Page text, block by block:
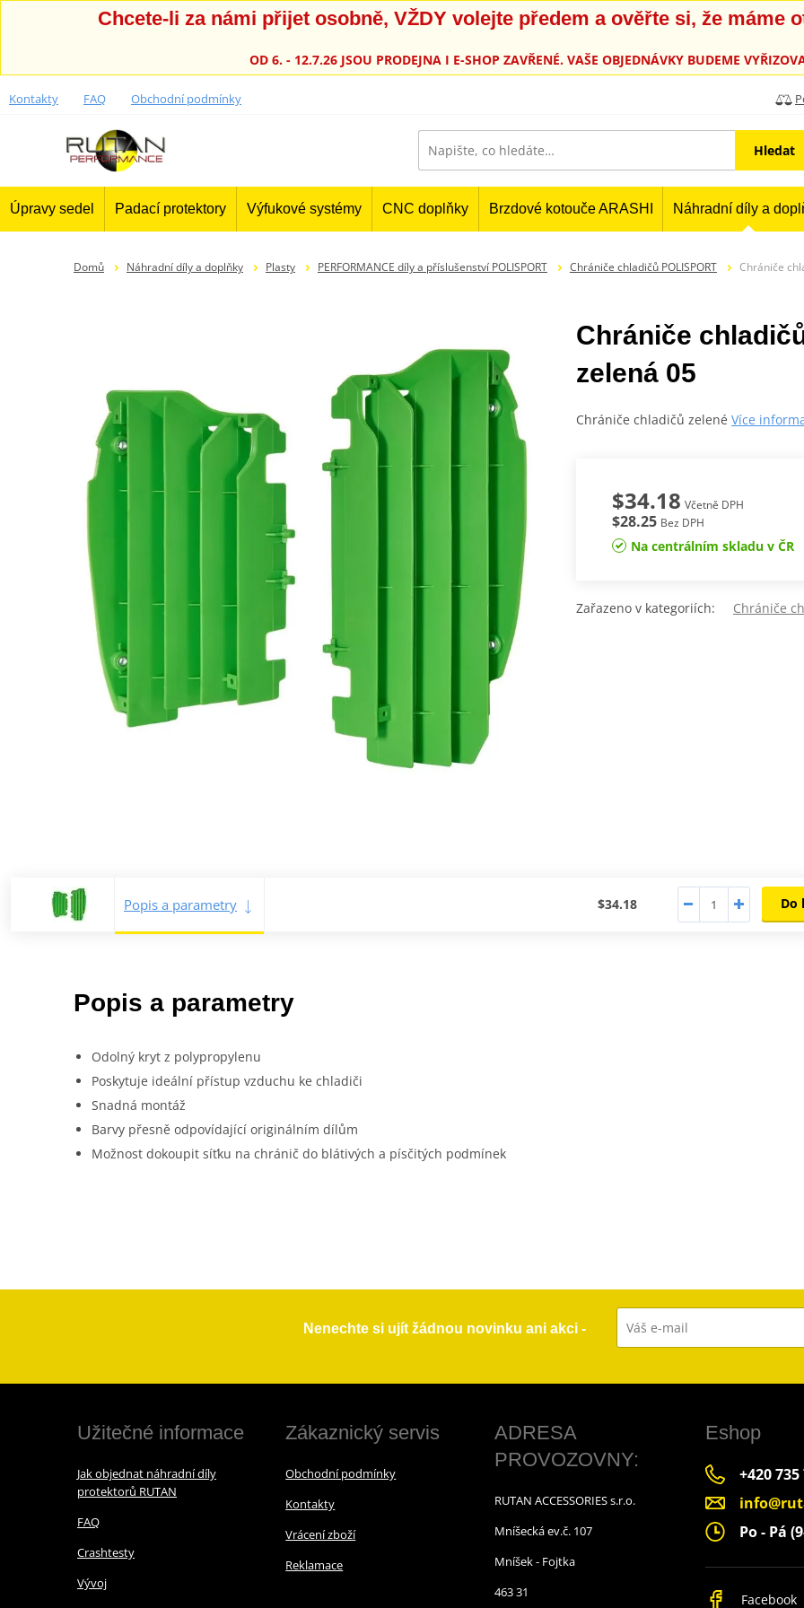
Chcete-li za námi přijet osobně, VŽDY volejte předem a ověřte si, že máme
OD 6. - 12.7.26 JSOU PRODEJNA I E-SHOP ZAVŘENÉ. VAŠE OBJEDNÁVKY BUDEME
Kontakty FAQ Obchodní podmínky
Hledat
Úpravy sedel Padací protektory Výfukové systémy CNC doplňky Brzdové kotouče ARASHI Náhradní díly a
Domů Náhradní díly a doplňky Plasty PERFORMANCE díly a příslušenství POLISPORT Chrániče chladičů POLISPORT Chrániče
Chrániče
zelená 05
Chrániče chladičů zelené Více
$34.18 Včetně DPH
$28.25 Bez DPH
Na centrálním skladu v ČR
Zařazeno v kategoriích: Chrániče
Popis a parametry $34.18 Do
Popis a parametry
Odolný kryt z polypropylenu
Poskytuje ideální přístup vzduchu ke chladiči
Snadná montáž
Barvy přesně odpovídající originálním dílům
Možnost dokoupit síťku na chránič do blátivých a písčitých podmínek
Nenechte si ujít žádnou novinku ani akci -
Užitečné informace
Jak objednat náhradní díly
protektorů RUTAN
FAQ
Crashtesty
Vývoj
Zákaznický servis
Obchodní podmínky
Kontakty
Vrácení zboží
Reklamace
ADRESA
PROVOZOVNY:
RUTAN ACCESSORIES s.r.o.
Mníšecká ev.č. 107
Mníšek - Fojtka
463 31
Eshop
+420 735
Po - Pá
Facebook